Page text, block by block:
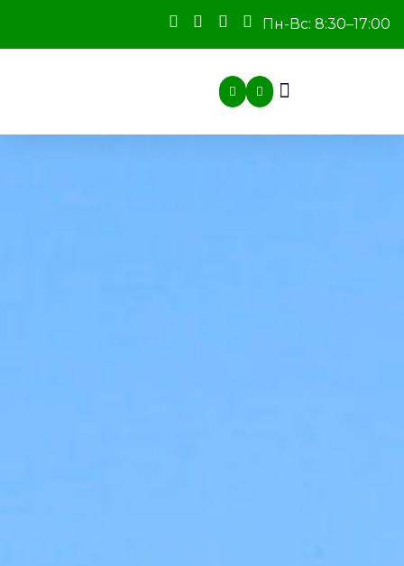
Пн-Вс: 8:30–17:00